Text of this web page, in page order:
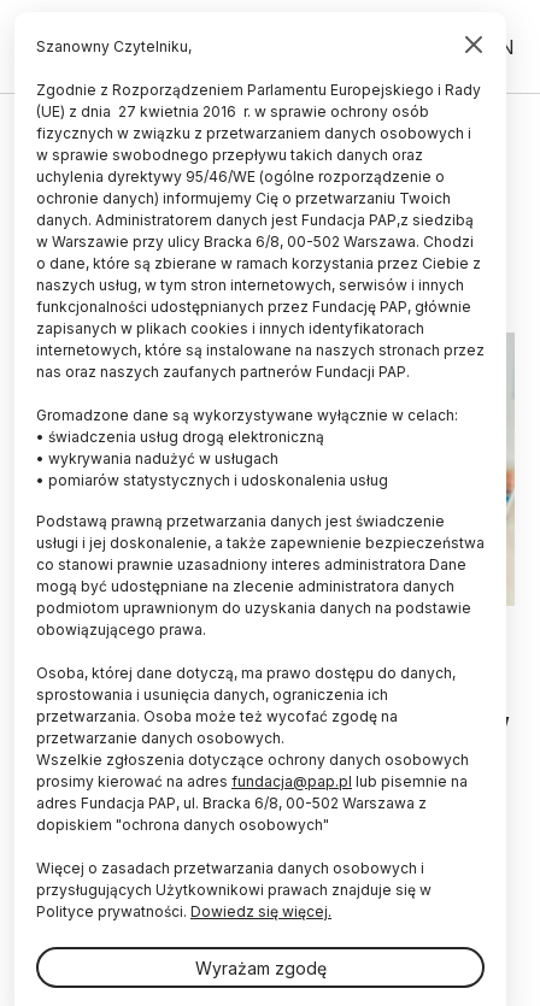
PL EN
UCZELNIE I INSTYTUCJE
Resort nauki: mamy ponad 45 tys.
studentów z zagranicy
24.04.2015
aktualizacja: 24.04.2015
3 minuty czytania
Fot. Fotolia
W Polsce studiuje ponad 45 tys. studentów z
zagranicy. Najwięcej jest Ukraińców (23 tys.) i
Białorusinów (4 tys.), ale sporo jest też Norwegów
i Szwedów (po 1,5 tys.) - wynika z informacji
resortu nauki, zaprezentowanej w czwartek na
sejmowej podkomisji.
Podczas posiedzenia podkomisji stałej do spraw
ekonomiki edukacji i nauki wiceminister nauki i
szkolnictwa wyższego Daria Lipińska-Nałęcz
polskich studentów poza granicami kraju oraz o
pomocy finansowej dla studentów zagranicznych
Szanowny Czytelniku,
Zgodnie z Rozporządzeniem Parlamentu Europejskiego i Rady
(UE) z dnia 27 kwietnia 2016 r. w sprawie ochrony osób
fizycznych w związku z przetwarzaniem danych osobowych i
w sprawie swobodnego przepływu takich danych oraz
uchylenia dyrektywy 95/46/WE (ogólne rozporządzenie o
ochronie danych) informujemy Cię o przetwarzaniu Twoich
danych. Administratorem danych jest Fundacja PAP,z siedzibą
w Warszawie przy ulicy Bracka 6/8, 00-502 Warszawa. Chodzi
o dane, które są zbierane w ramach korzystania przez Ciebie z
naszych usług, w tym stron internetowych, serwisów i innych
funkcjonalności udostępnianych przez Fundację PAP, głównie
zapisanych w plikach cookies i innych identyfikatorach
internetowych, które są instalowane na naszych stronach przez
nas oraz naszych zaufanych partnerów Fundacji PAP.
Gromadzone dane są wykorzystywane wyłącznie w celach:
• świadczenia usług drogą elektroniczną
• wykrywania nadużyć w usługach
• pomiarów statystycznych i udoskonalenia usług
Podstawą prawną przetwarzania danych jest świadczenie
usługi i jej doskonalenie, a także zapewnienie bezpieczeństwa
co stanowi prawnie uzasadniony interes administratora Dane
mogą być udostępniane na zlecenie administratora danych
podmiotom uprawnionym do uzyskania danych na podstawie
obowiązującego prawa.
Osoba, której dane dotyczą, ma prawo dostępu do danych,
sprostowania i usunięcia danych, ograniczenia ich
przetwarzania. Osoba może też wycofać zgodę na
przetwarzanie danych osobowych.
Wszelkie zgłoszenia dotyczące ochrony danych osobowych
prosimy kierować na adres fundacja@pap.pl lub pisemnie na
adres Fundacja PAP, ul. Bracka 6/8, 00-502 Warszawa z
dopiskiem "ochrona danych osobowych"
Więcej o zasadach przetwarzania danych osobowych i
przysługujących Użytkownikowi prawach znajduje się w
Polityce prywatności. Dowiedz się więcej.
Wyrażam zgodę